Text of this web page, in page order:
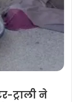
ट्राली ने